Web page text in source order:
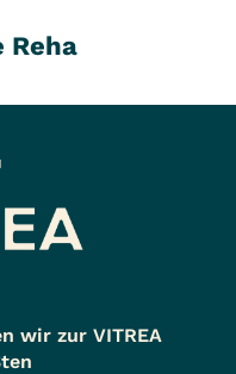
Reha
wir zur VITREA